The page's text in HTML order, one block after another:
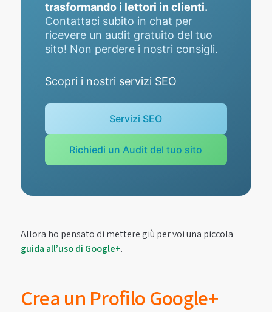
trasformando i lettori in clienti.
Contattaci subito in chat per
ricevere un audit gratuito del tuo
sito! Non perdere i nostri consigli.
Scopri i nostri servizi SEO
Servizi SEO
Richiedi un Audit del tuo sito
Allora ho pensato di mettere giù per voi una piccola
guida all’uso di Google+.
Crea un Profilo Google+